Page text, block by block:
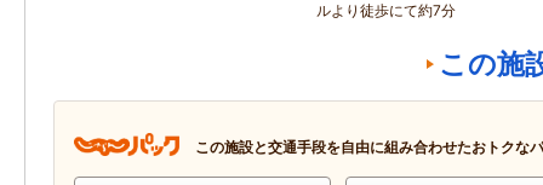
ルより徒歩にて約7分
この施
この施設と交通手段を自由に組み合わせたおトクな